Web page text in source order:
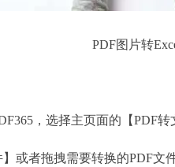
PDF图片转
，选择主页面的【PDF转
者拖拽需要转换的PDF文